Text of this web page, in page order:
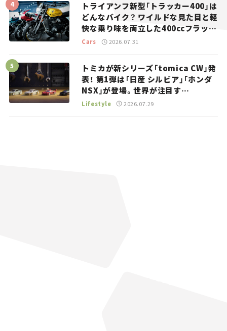
トライアンフ新型「トラッカー400」は
どんなバイク？ ワイルドな見た目と軽
快な乗り味を両立した400ccフラット
トラッカー【試乗レビュー】
Cars 2026.07.31
トミカが新シリーズ「tomica CW」発
表！ 第1弾は「日産 シルビア」「ホンダ
NSX」が登場。世界が注目す
る“JDM”に焦点【クルマとホビー】
Lifestyle 2026.07.29